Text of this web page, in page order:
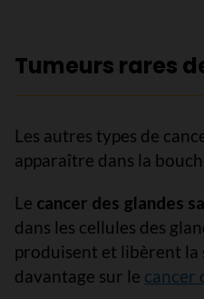
Tumeurs rares
Les autres types de
apparaître dans la
Le cancer des glandes
dans les cellules des
produisent et libèrent la
davantage sur le cancer